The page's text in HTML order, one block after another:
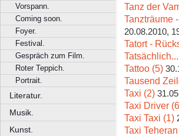
Vorspann.
Coming soon.
Foyer.
Festival.
Gespräch zum Film.
Roter Teppich.
Portrait.
Literatur.
Musik.
Kunst.
Tanz der
Tanzträume
20.08.2010,
Tatort -
Tattoo (5)
Tausend
Taxi (2)
Taxi Driver
Taxi Taxi (1)
Taxi